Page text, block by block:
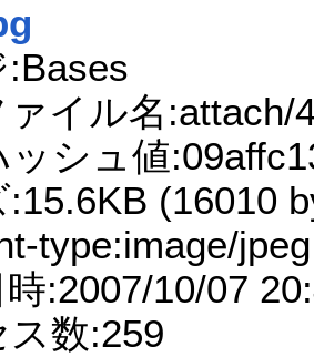
イル名:attach/
ッシュ値
(16010
type:image/jpeg
:2007/10/07
ス数:259